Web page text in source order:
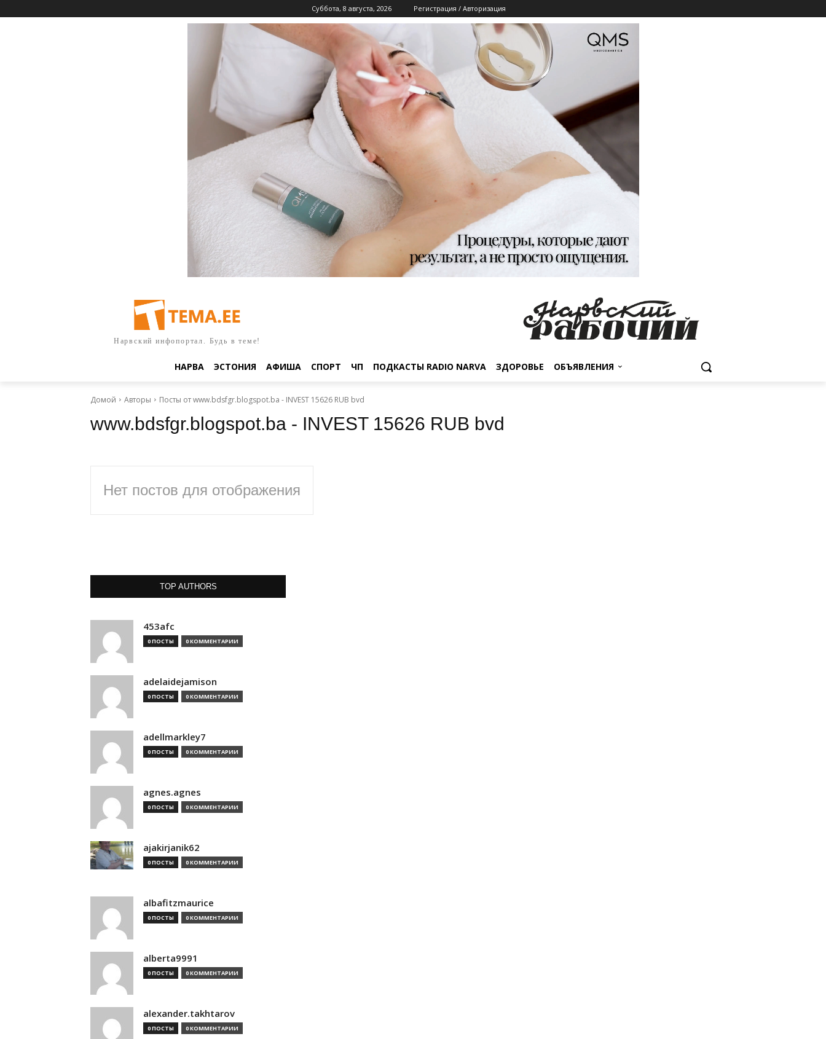
Суббота, 8 августа, 2026 Регистрация / Авторизация
Нарвский инфопортал. Будь в теме!
НАРВА ЭСТОНИЯ АФИША СПОРТ ЧП ПОДКАСТЫ RADIO NARVA ЗДОРОВЬЕ ОБЪЯВЛЕНИЯ
Домой Авторы Посты от www.bdsfgr.blogspot.ba - INVEST 15626 RUB bvd
www.bdsfgr.blogspot.ba - INVEST 15626 RUB bvd
Нет постов для отображения
TOP AUTHORS
453afc
0 ПОСТЫ 0 КОММЕНТАРИИ
adelaidejamison
0 ПОСТЫ 0 КОММЕНТАРИИ
adellmarkley7
0 ПОСТЫ 0 КОММЕНТАРИИ
agnes.agnes
0 ПОСТЫ 0 КОММЕНТАРИИ
ajakirjanik62
0 ПОСТЫ 0 КОММЕНТАРИИ
albafitzmaurice
0 ПОСТЫ 0 КОММЕНТАРИИ
alberta9991
0 ПОСТЫ 0 КОММЕНТАРИИ
alexander.takhtarov
0 ПОСТЫ 0 КОММЕНТАРИИ